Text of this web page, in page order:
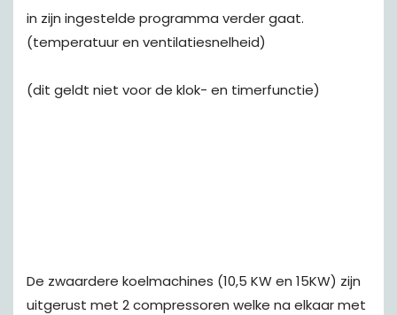
in zijn ingestelde programma verder gaat.
(temperatuur en ventilatiesnelheid)
(dit geldt niet voor de klok- en timerfunctie)
De zwaardere koelmachines (10,5 KW en 15KW) zijn
uitgerust met 2 compressoren welke na elkaar met